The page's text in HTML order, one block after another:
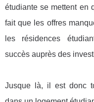
étudiante se mettent en
fait que les offres
les résidences
succès auprès des
Jusque là, il est donc